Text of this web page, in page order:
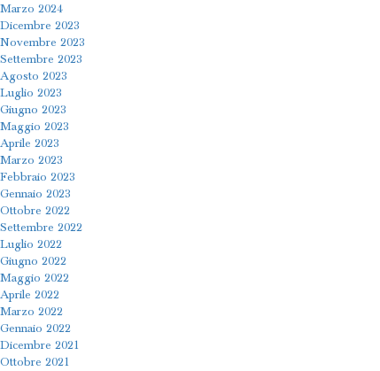
Marzo 2024
Dicembre 2023
Novembre 2023
Settembre 2023
Agosto 2023
Luglio 2023
Giugno 2023
Maggio 2023
Aprile 2023
Marzo 2023
Febbraio 2023
Gennaio 2023
Ottobre 2022
Settembre 2022
Luglio 2022
Giugno 2022
Maggio 2022
Aprile 2022
Marzo 2022
Gennaio 2022
Dicembre 2021
Ottobre 2021